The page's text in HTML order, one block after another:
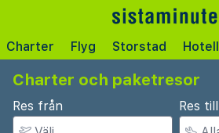
Charter Flyg Storstad Hotell
Charter och paketresor
Res från Res till